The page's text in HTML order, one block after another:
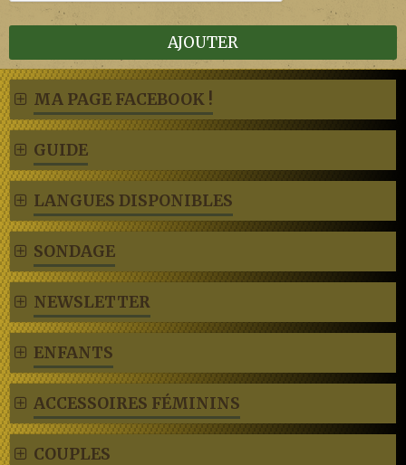
AJOUTER
MA PAGE FACEBOOK !
GUIDE
LANGUES DISPONIBLES
SONDAGE
NEWSLETTER
ENFANTS
ACCESSOIRES FÉMININS
COUPLES